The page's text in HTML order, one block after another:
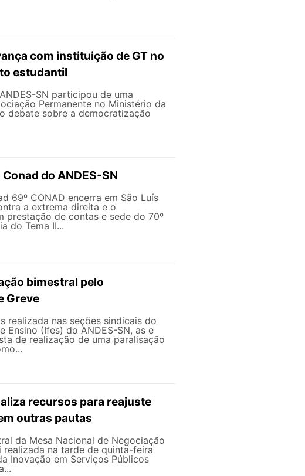
com instituição de GT no
estudantil
SN participou de uma
Permanente no Ministério da
debate sobre a democratização
do ANDES-SN
69º CONAD encerra em São Luís
a extrema direita e o
prestação de contas e sede do 70º
do Tema II...
bimestral pelo
Greve
realizada nas seções sindicais do
Ensino (Ifes) do ANDES-SN, as e
de realização de uma paralisação
recursos para reajuste
outras pautas
da Mesa Nacional de Negociação
na tarde de quinta-feira
Inovação em Serviços Públicos